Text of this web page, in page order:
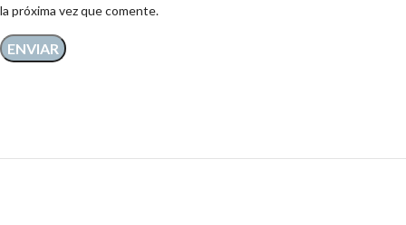
la próxima vez que comente.